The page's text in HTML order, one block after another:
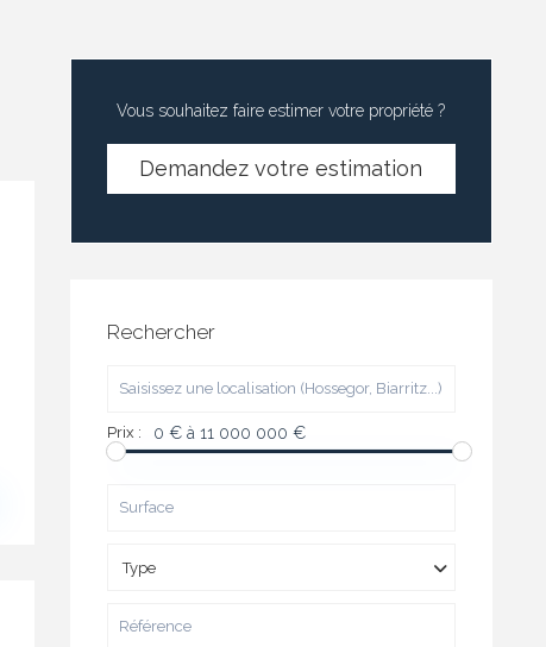
Vous souhaitez faire estimer votre propriété ?
Demandez votre estimation
Rechercher
Prix : 0 € à 11 000 000 €
Type